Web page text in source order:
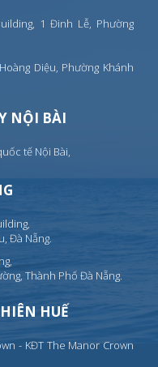
1 Đinh Lễ, Phường
Diệu, Phường Khánh
NỘI BÀI
tế Nội Bài,
Đà Nẵng.
Thành Phố Đà Nẵng.
HUẾ
- KĐT The Manor Crown